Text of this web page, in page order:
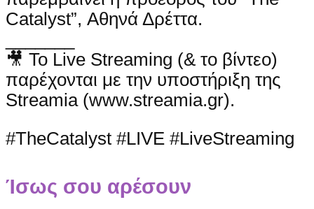
Catalyst”, Αθηνά Δρέττα.
🎥 Το Live Streaming (& το βίντεο)
παρέχονται με την υποστήριξη της
Streamia (www.streamia.gr).
#TheCatalyst #LIVE #LiveStreaming
Ίσως σου αρέσουν